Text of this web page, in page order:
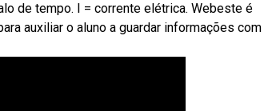
de tempo. I = corrente elétrica. Webeste é
auxiliar o aluno a guardar informações com